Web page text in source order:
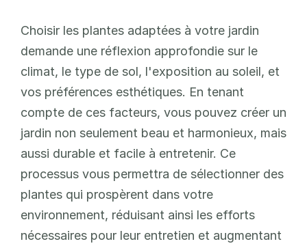
Choisir les plantes adaptées à votre jardin
demande une réflexion approfondie sur le
climat, le type de sol, l'exposition au soleil, et
vos préférences esthétiques. En tenant
compte de ces facteurs, vous pouvez créer un
jardin non seulement beau et harmonieux, mais
aussi durable et facile à entretenir. Ce
processus vous permettra de sélectionner des
plantes qui prospèrent dans votre
environnement, réduisant ainsi les efforts
nécessaires pour leur entretien et augmentant